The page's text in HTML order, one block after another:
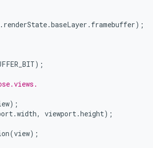
. renderState.baseLayer . framebuffer);
);
);
.width, viewport.height);
(view);